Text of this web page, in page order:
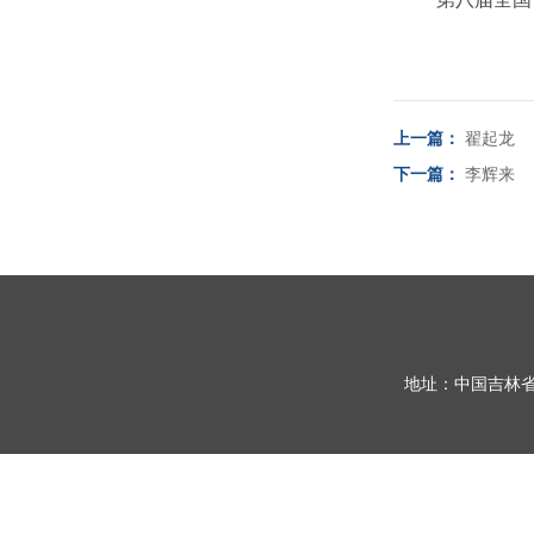
上一篇： 翟起龙
下一篇： 李辉来
地址：中国吉林